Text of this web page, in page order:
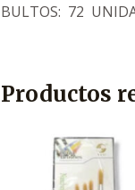
BULTOS: 72
Productos